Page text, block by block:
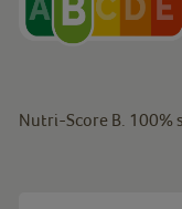
Nutri-Score B. 100%